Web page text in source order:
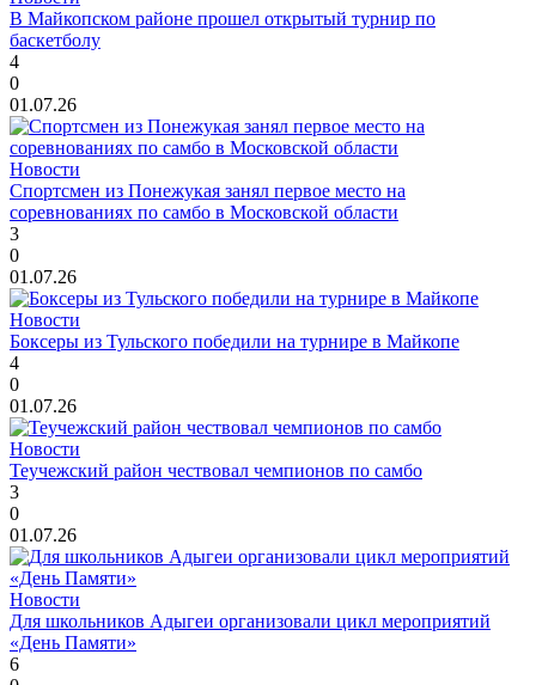
В Майкопском районе прошел открытый турнир по
баскетболу
4
0
01.07.26
Новости
Спортсмен из Понежукая занял первое место на
соревнованиях по самбо в Московской области
3
0
01.07.26
Новости
Боксеры из Тульского победили на турнире в Майкопе
4
0
01.07.26
Новости
Теучежский район чествовал чемпионов по самбо
3
0
01.07.26
Новости
Для школьников Адыгеи организовали цикл мероприятий
«День Памяти»
6